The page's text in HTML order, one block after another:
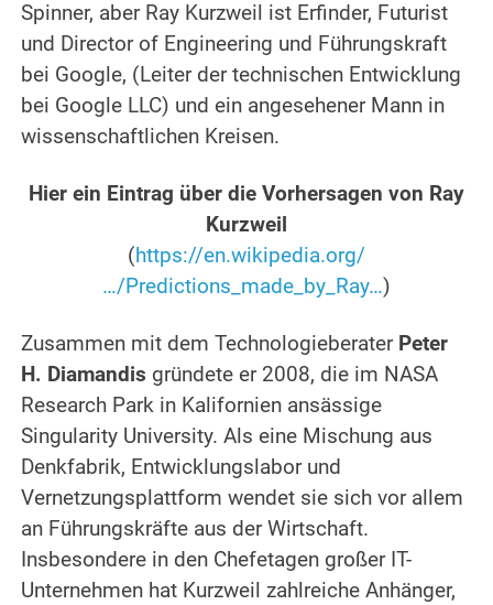
Spinner, aber Ray Kurzweil ist Erfinder, Futurist
und Director of Engineering und Führungskraft
bei Google, (Leiter der technischen Entwicklung
bei Google LLC) und ein angesehener Mann in
wissenschaftlichen Kreisen.
Hier ein Eintrag über die Vorhersagen von Ray
Kurzweil
(https://en.wikipedia.org/
…/Predictions_made_by_Ray…)
Zusammen mit dem Technologieberater Peter
H. Diamandis gründete er 2008, die im NASA
Research Park in Kalifornien ansässige
Singularity University. Als eine Mischung aus
Denkfabrik, Entwicklungslabor und
Vernetzungsplattform wendet sie sich vor allem
an Führungskräfte aus der Wirtschaft.
Insbesondere in den Chefetagen großer IT-
Unternehmen hat Kurzweil zahlreiche Anhänger,